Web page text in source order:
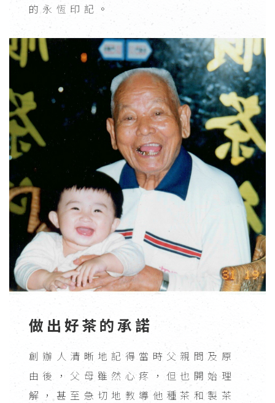
的永恆印記。
做出好茶的承諾
創辦人清晰地記得當時父親問及原
由後，父母雖然心疼，但也開始理
解，甚至急切地教導他種茶和製茶